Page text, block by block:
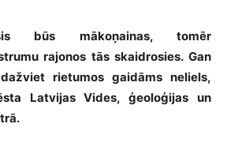
būs mākoņainas, tomēr
rajonos tās skaidrosies. Gan
rietumos gaidāms neliels,
Latvijas Vides, ģeoloģijas un